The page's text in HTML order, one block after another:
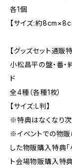
各1個
【サイズ:約
【グッズセット通販特
小松昌平の盤・番
ド
全4種（各種1枚）
【サイズ:L判】
※特典はなくなり次
※イベントでの物販
した物販購入特典
ト会場物販購入特典